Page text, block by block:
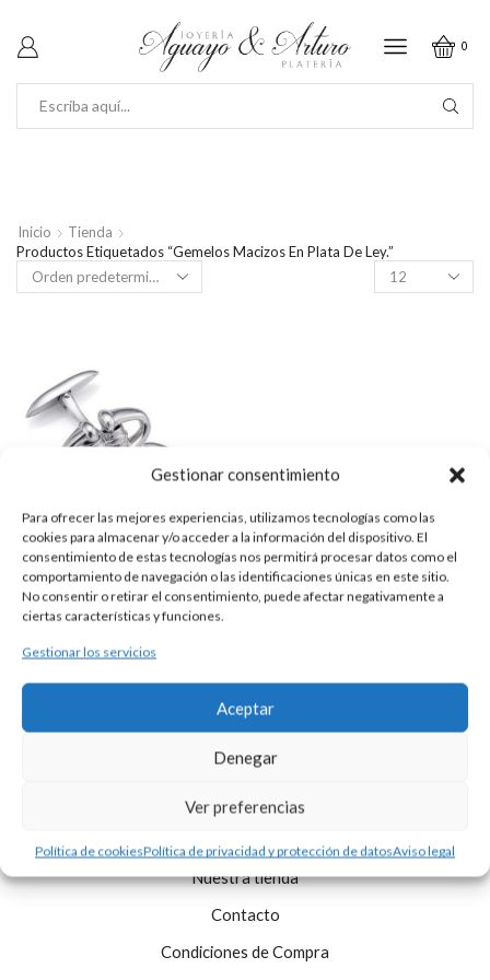
Gestionar consentimiento
Para ofrecer las mejores experiencias, utilizamos tecnologías como las
cookies para almacenar y/o acceder a la información del dispositivo. El
consentimiento de estas tecnologías nos permitirá procesar datos como el
comportamiento de navegación o las identificaciones únicas en este sitio.
No consentir o retirar el consentimiento, puede afectar negativamente a
ciertas características y funciones.
Gestionar los servicios
Aceptar
Denegar
Ver preferencias
Política de cookiesPolítica de privacidad y protección de datosAviso legal
0
Inicio
Tienda
Productos Etiquetados “Gemelos Macizos En Plata De Ley.”
Productos
por
GEMELOS PLATA ESTRIBOS
150,00€
Nuestra tienda
Contacto
Condiciones de Compra